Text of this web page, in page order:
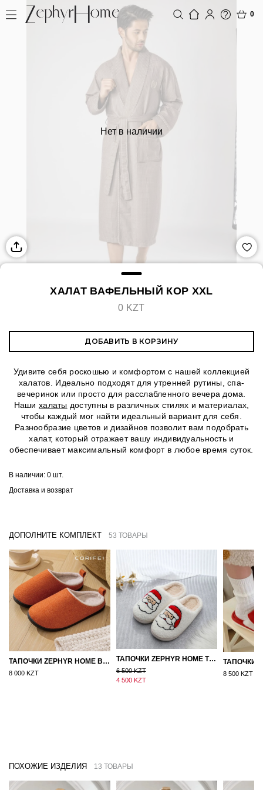
0
Нет в наличии
ХАЛАТ ВАФЕЛЬНЫЙ КОР XXL
0 KZT
ДОБАВИТЬ В КОРЗИНУ
Удивите себя роскошью и комфортом с нашей коллекцией
халатов. Идеально подходят для утренней рутины, спа-
вечеринок или просто для расслабленного вечера дома.
Наши халаты доступны в различных стилях и материалах,
чтобы каждый мог найти идеальный вариант для себя.
Разнообразие цветов и дизайнов позволит вам подобрать
халат, который отражает вашу индивидуальность и
обеспечивает максимальный комфорт в любое время суток.
В наличии: 0 шт.
Доставка и возврат
ДОПОЛНИТЕ КОМПЛЕКТ 53 ТОВАРЫ
ТАПОЧКИ ZEPHYR HOME ВОЙЛОК ОРАНЖЕВЫЙ
8 000 KZT
ТАПОЧКИ ZEPHYR HOME ТЕДДИ ДЕД МОРОЗ NEW
6 500 KZT
4 500 KZT
8 500 KZT
ПОХОЖИЕ ИЗДЕЛИЯ 13 ТОВАРЫ